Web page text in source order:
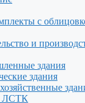
с
и
здания
здания
ЛСТК